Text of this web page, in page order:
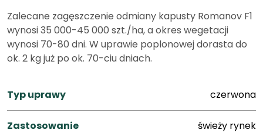
Zalecane zagęszczenie odmiany kapusty Romanov F1
wynosi 35 000-45 000 szt./ha, a okres wegetacji
wynosi 70-80 dni. W uprawie poplonowej dorasta do
ok. 2 kg już po ok. 70-ciu dniach.
Typ uprawy czerwona
Zastosowanie świeży rynek